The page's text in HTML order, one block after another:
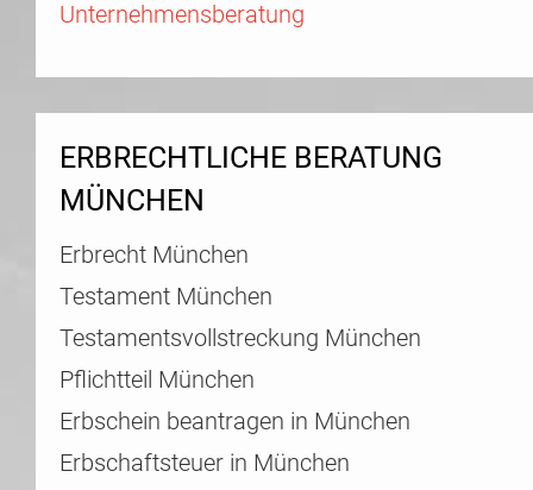
Unternehmensberatung
ERBRECHTLICHE BERATUNG
MÜNCHEN
Erbrecht München
Testament München
Testamentsvollstreckung München
Pflichtteil München
Erbschein beantragen in München
Erbschaftsteuer in München